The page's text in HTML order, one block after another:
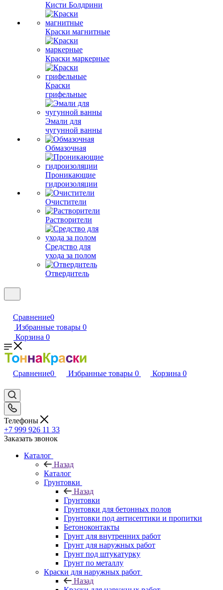
Кисти Болдрини
Краски магнитные
Краски маркерные
Краски
грифельные
Эмали для
чугунной ванны
Обмазочная
Проникающие
гидроизоляции
Очистители
Растворители
Средство для
ухода за полом
Отвердитель
Сравнение0
Избранные товары 0
Корзина 0
Сравнение0 Избранные товары 0 Корзина 0
Телефоны
+7 999 926 11 33
Заказать звонок
Каталог
Назад
Каталог
Грунтовки
Назад
Грунтовки
Грунтовки для бетонных полов
Грунтовки под антисептики и пропитки
Бетоноконтакты
Грунт для внутренних работ
Грунт для наружных работ
Грунт под штукатурку
Грунт по металлу
Краски для наружных работ
Назад